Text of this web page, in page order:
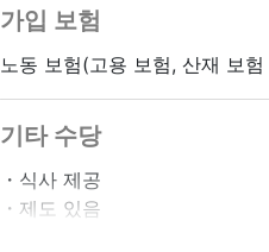
가입 보험
노동 보험(고용 보험, 산재 보
기타 수당
・식사 제공
・제도 있음